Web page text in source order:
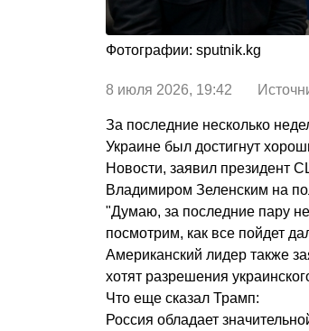
Фотографии: sputnik.kg
8 июля 2026, 19:42
За последние несколько
Украине был достигнут
Новости, заявил президент
Владимиром Зеленским на
"Думаю, за последние пару
посмотрим, как все пойдет
Американский лидер также
хотят разрешения
Что еще сказал Трамп:
Россия обладает